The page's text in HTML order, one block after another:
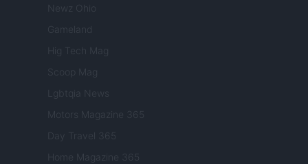
Newz Ohio
Gameland
Hig Tech Mag
Scoop Mag
Lgbtqia News
Motors Magazine 365
Day Travel 365
Home Magazine 365